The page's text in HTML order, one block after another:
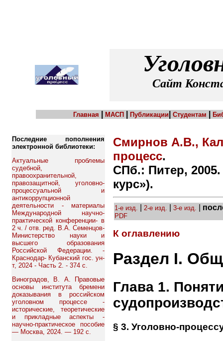
Сайт
Главная МАСП Публикации Студентам
Последние пополнения
электронной библиотеки:
Актуальные проблемы
судебной,
правоохранительной,
правозащитной, уголовно-
процессуальной и
антикоррупционной
деятельности - материалы
Международной научно-
практической конференции- в
2 ч. / отв. ред. В.А. Семенцов-
Министерство науки и
высшего образования
Российской Федерации. -
Краснодар- Кубанский гос. ун-
т, 2024 - Часть 2. - 374 с.
Виноградов, В. А. Правовые
основы института бремени
доказывания в российском
уголовном процессе -
исторические, теоретические
и прикладные аспекты -
научно-практическое пособие
— Москва, 2024. — 192 с.
Смирнов А.В.,
процесс.
СПб.: Питер,
курс»).
1-е изд. 2-е изд. 3-е изд.
PDF
К оглавлению
Раздел I.
Глава 1.
§ 3. Уголовно-